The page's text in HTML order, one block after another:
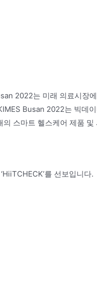
2022는 미래 의료시장
Busan 2022는 빅데
스마트 헬스케어 제품
를 선보입니다.